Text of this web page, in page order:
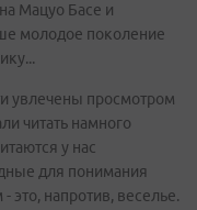
Мацуо Басе и
молодое поколение
увлечены просмотром
читать намного
у нас
для понимания
это, напротив, веселье.